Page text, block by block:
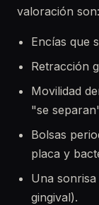
valoración son:
Encías que
Retracción
Movilidad
"se
Bolsas
placa y
Una
gingival).